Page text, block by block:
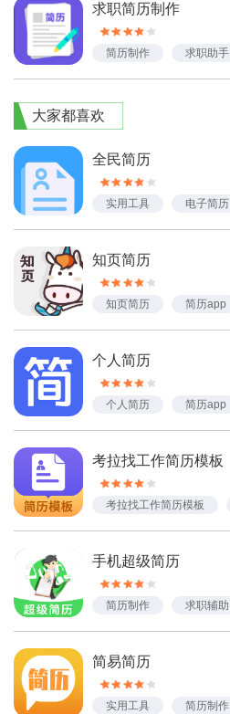
求职简历制作
简历制作 求职助手
大家都喜欢
全民简历
实用工具
电子简历
简历制作
知页简历
知页简历 简历app
个人简历
个人简历 简历app
考拉找工作简历模板
考拉找工作简历模板
简历模板app
手机超级简历
简历制作 求职辅助
简易简历
实用工具 简历制作